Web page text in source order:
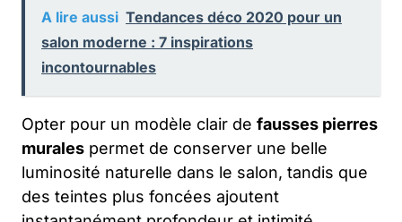
A lire aussi Tendances déco 2020 pour un
salon moderne : 7 inspirations
incontournables
Opter pour un modèle clair de fausses pierres
murales permet de conserver une belle
luminosité naturelle dans le salon, tandis que
des teintes plus foncées ajoutent